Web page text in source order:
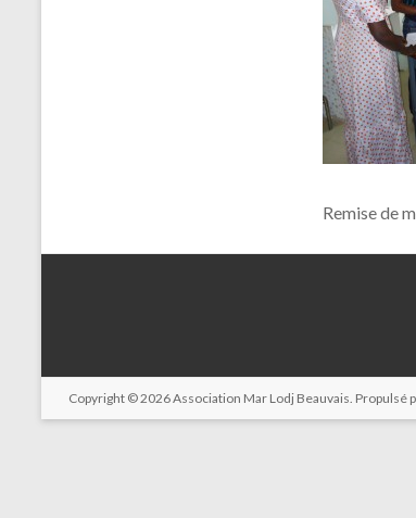
Remise de
Copyright © 2026Association Mar Lodj Beauvais. Propulsé